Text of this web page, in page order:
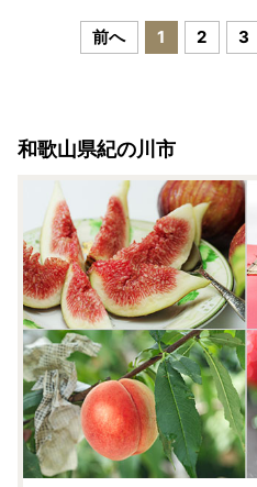
前へ 1 2 3
和歌山県紀の川市